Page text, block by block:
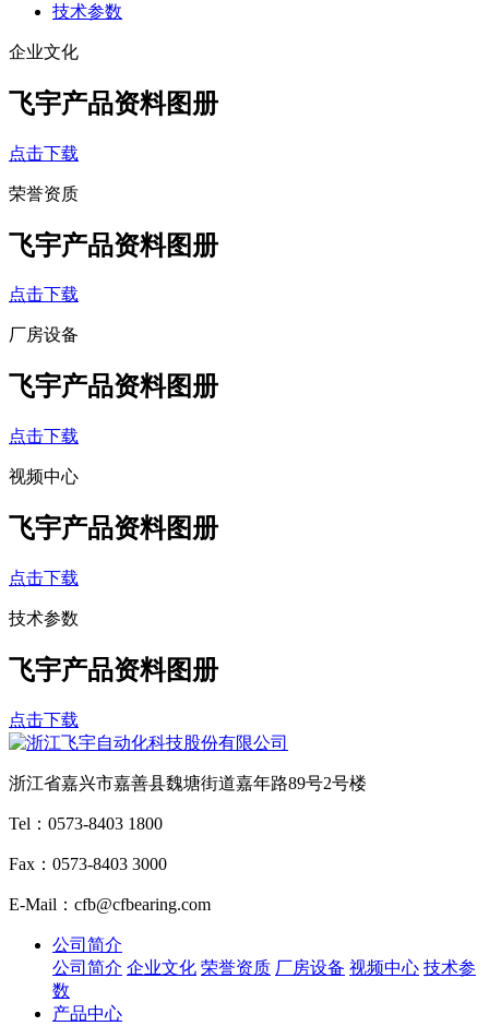
技术参数
企业文化
飞宇产品资料图册
点击下载
荣誉资质
飞宇产品资料图册
点击下载
厂房设备
飞宇产品资料图册
点击下载
视频中心
飞宇产品资料图册
点击下载
技术参数
飞宇产品资料图册
点击下载
浙江省嘉兴市嘉善县魏塘街道嘉年路89号2号楼
Tel：0573-8403 1800
Fax：0573-8403 3000
E-Mail：cfb@cfbearing.com
公司简介
公司简介 企业文化 荣誉资质 厂房设备 视频中心 技术参
数
产品中心